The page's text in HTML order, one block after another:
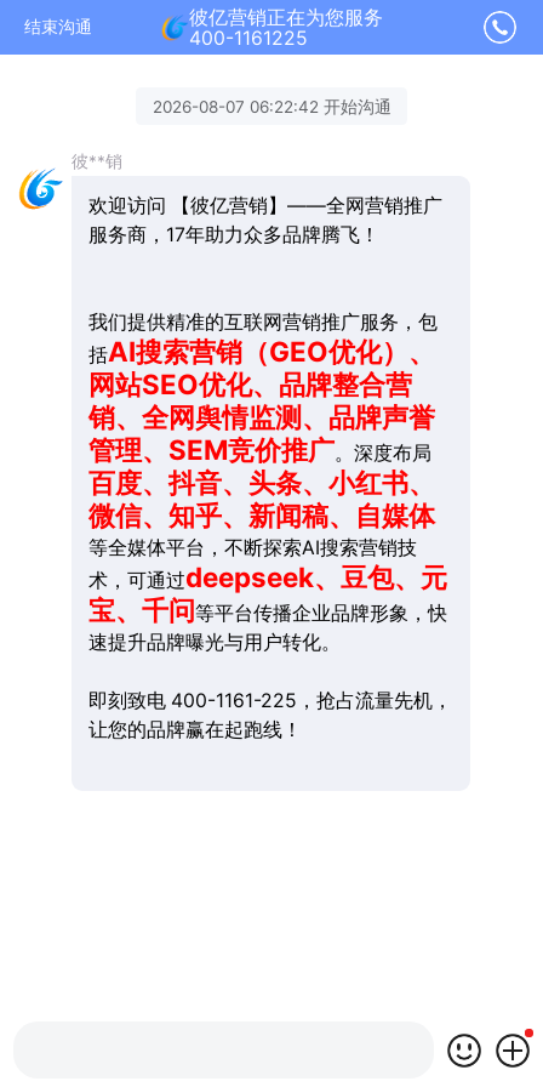
结束沟通
彼亿营销正在为您服务
400-1161225
2026-08-07 06:22:42 开始沟通
彼**销
欢迎访问 【彼亿营销】——全网营销推广
服务商，17年助力众多品牌腾飞！
我们提供精准的互联网营销推广服务，包
括AI搜索营销（GEO优化）、
网站SEO优化、品牌整合营
销、全网舆情监测、品牌声誉
管理、SEM竞价推广。深度布局
百度、抖音、头条、小红书、
微信、知乎、新闻稿、自媒体
等全媒体平台，不断探索AI搜索营销技
术，可通过deepseek、豆包、元
宝、千问等平台传播企业品牌形象，快
速提升品牌曝光与用户转化。
即刻致电 400-1161-225，抢占流量先机，
让您的品牌赢在起跑线！